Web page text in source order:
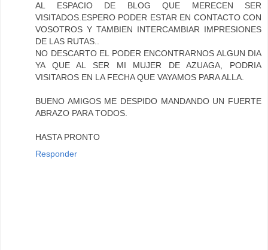
AL ESPACIO DE BLOG QUE MERECEN SER
VISITADOS.ESPERO PODER ESTAR EN CONTACTO CON
VOSOTROS Y TAMBIEN INTERCAMBIAR IMPRESIONES
DE LAS RUTAS..
NO DESCARTO EL PODER ENCONTRARNOS ALGUN DIA
YA QUE AL SER MI MUJER DE AZUAGA, PODRIA
VISITAROS EN LA FECHA QUE VAYAMOS PARA ALLA.
BUENO AMIGOS ME DESPIDO MANDANDO UN FUERTE
ABRAZO PARA TODOS.
HASTA PRONTO
Responder